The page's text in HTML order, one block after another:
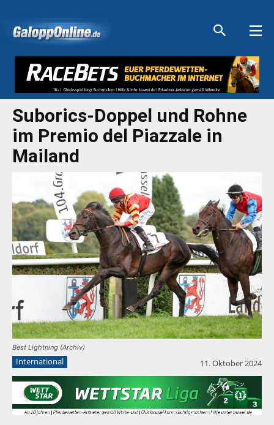
Suborics-Doppel und Rohne
im Premio del Piazzale in
Mailand
Best Lightning (Archiv)
International 11. Oktober 2024